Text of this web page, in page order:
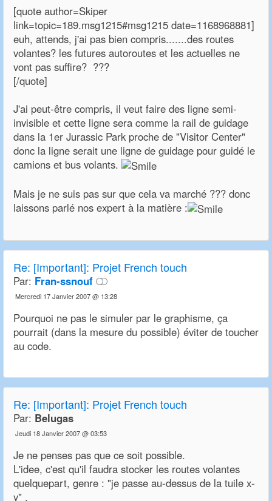
[quote author=Skiper
link=topic=189.msg1215#msg1215 date=1168968881]
euh, attends, j'ai pas bien compris.......des routes
volantes? les futures autoroutes et les actuelles ne
vont pas suffire? ???
[/quote]
J'ai peut-être compris, il veut faire des ligne semi-
invisible et cette ligne sera comme la rail de guidage
dans la 1er Jurassic Park proche de "Visitor Center"
donc la ligne serait une ligne de guidage pour guidé le
camions et bus volants.
Mais je ne suis pas sur que cela va marché ??? donc
laissons parlé nos expert à la matière :
Re: [Important]: Projet French touch
Par: Fran-ssnouf
Mercredi 17 Janvier 2007 @ 13:28
Pourquoi ne pas le simuler par le graphisme, ça
pourrait (dans la mesure du possible) éviter de toucher
au code.
Re: [Important]: Projet French touch
Par: Belugas
Jeudi 18 Janvier 2007 @ 03:53
Je ne penses pas que ce soit possible.
L'idee, c'est qu'il faudra stocker les routes volantes
quelquepart, genre : "je passe au-dessus de la tuile x-
y" .